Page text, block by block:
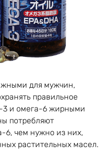
для мужчин,
правильное
3 и омега-6 жирными
потребляют
6, чем нужно из них,
растительных масел.